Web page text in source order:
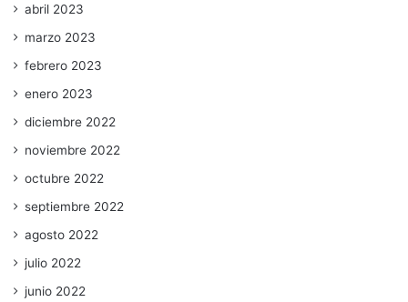
abril 2023
marzo 2023
febrero 2023
enero 2023
diciembre 2022
noviembre 2022
octubre 2022
septiembre 2022
agosto 2022
julio 2022
junio 2022